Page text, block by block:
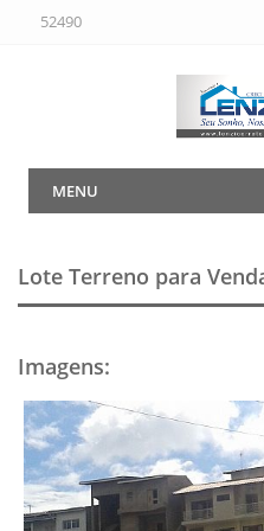
52490
MENU
Lote Terreno para
Imagens: